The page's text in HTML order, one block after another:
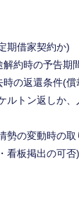
期借家契約か)
約時の予告期
の返還条件(償
ルトン返しか
勢の変動時の取
看板掲出の可否)